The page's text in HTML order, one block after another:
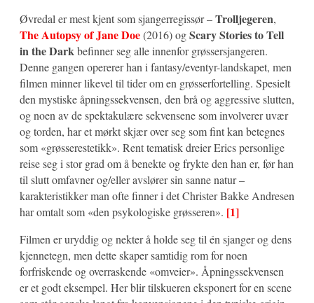
Øvredal er mest kjent som sjangerregissør –Trolljegeren,
The Autopsy of Jane Doe(2016) ogScary Stories to Tell
in the Darkbefinner seg alle innenfor grøssersjangeren.
Denne gangen opererer han i fantasy/eventyr-landskapet, men
filmen minner likevel til tider om en grøsserfortelling. Spesielt
den mystiske åpningssekvensen, den brå og aggressive slutten,
og noen av de spektakulære sekvensene som involverer uvær
og torden, har et mørkt skjær over seg som fint kan betegnes
som «grøsserestetikk». Rent tematisk dreier Erics personlige
reise seg i stor grad om å benekte og frykte den han er, før han
til slutt omfavner og/eller avslører sin sanne natur –
karakteristikker man ofte finner i det Christer Bakke Andresen
har omtalt som «den psykologiske grøsseren». [1]
Filmen er uryddig og nekter å holde seg til én sjanger og dens
kjennetegn, men dette skaper samtidig rom for noen
forfriskende og overraskende «omveier». Åpningssekvensen
er et godt eksempel. Her blir tilskueren eksponert for en scene